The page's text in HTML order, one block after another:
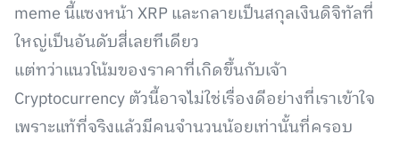
meme นี้แซงหน้า XRP และกลายเป็นสกุลเงินดิจิทัลที่
ใหญ่เป็นอันดับสี่เลยทีเดียว
แต่ทว่าแนวโน้มของราคาที่เกิดขึ้นกับเจ้า
Cryptocurrency ตัวนี้อาจไม่ใช่เรื่องดีอย่างที่เราเข้าใจ
เพราะแท้ที่จริงแล้วมีคนจำนวนน้อยเท่านั้นที่ครอบ